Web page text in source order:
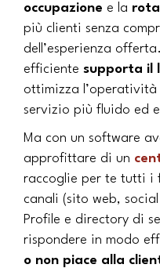
occupazione e la
più clienti senza
dell’esperienza
efficiente supporta il
ottimizza
servizio più fluido ed
Ma con un software
approfittare di un
raccoglie per te tutti i
canali (sito web,
Profile e directory di
rispondere in modo
o non piace alla